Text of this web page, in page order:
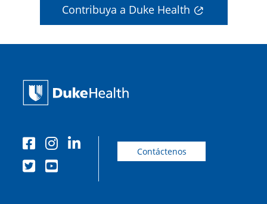
Contribuya a Duke Health
Contáctenos